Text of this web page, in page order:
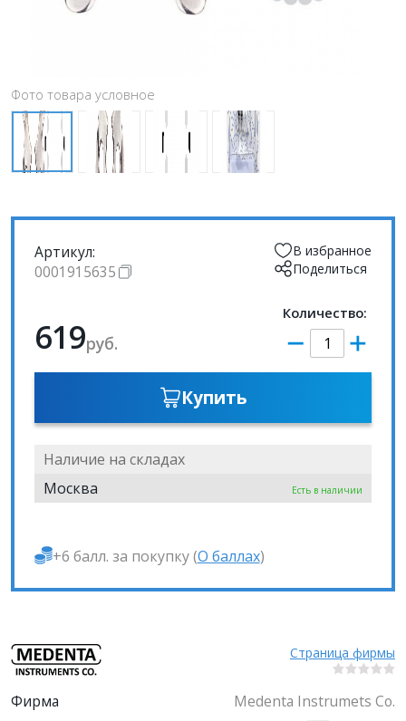
Фото товара условное
Артикул:
0001915635
В избранное
Поделиться
619руб.
Количество:
Купить
Наличие на складах
Москва
Есть в наличии
+6 балл. за покупку (О баллах)
Страница фирмы
Фирма
Medenta Instrumets Co.